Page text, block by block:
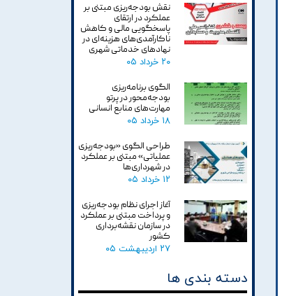
نقش بودجه‌ریزی مبتنی بر
عملکرد در ارتقای
پاسخگویی مالی و کاهش
ناکارآمدی‌های هزینه‌ای در
نهادهای خدماتی شهری
۲۰ خرداد ۰۵
الگوی برنامه‌ریزی
بودجه‌محور در پرتو
مهارت‌های منابع انسانی
۱۸ خرداد ۰۵
طراحی الگوی «بودجه‌ریزی
عملیاتی» مبتنی بر عملکرد
در شهرداری‌ها
۱۲ خرداد ۰۵
آغاز اجرای نظام بودجه‌ریزی
و پرداخت مبتنی بر عملکرد
در سازمان نقشه‌برداری
کشور
۲۷ اردیبهشت ۰۵
دسته بندی ها